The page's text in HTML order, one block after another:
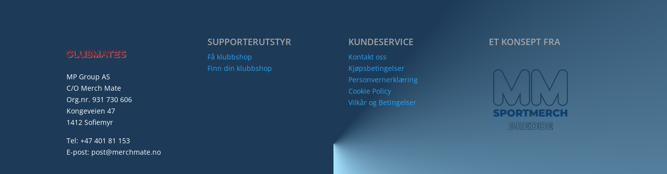
MP Group AS
C/O Merch Mate
Org.nr. 931 730 606
Kongeveien 47
1412 Sofiemyr
Tel: +47 401 81 153
E-post: post@merchmate.no
SUPPORTERUTSTYR
Få klubbshop
Finn din klubbshop
KUNDESERVICE
Kontakt oss
Kjøpsbetingelser
Personvernerklæring
Cookie Policy
Vilkår og Betingelser
ET KONSEPT FRA